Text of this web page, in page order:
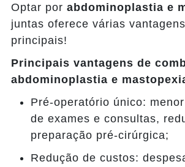
Optar por abdominoplastia e
juntas oferece várias
principais!
Principais vantagens de
abdominoplastia e
Pré-operatório único:
de exames e consultas,
preparação pré-cirúrgica;
Redução de custos: